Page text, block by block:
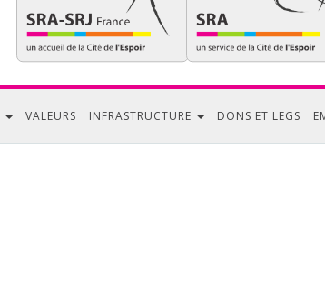
VALEURS INFRASTRUCTURE DONS ET LEGS